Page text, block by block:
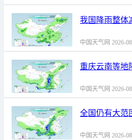
我国降雨整体
中国天气网 2026-
重庆云南等地
中国天气网 2026-
全国仍有大范
中国天气网 2026-